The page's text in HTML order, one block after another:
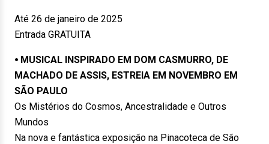
Até 26 de janeiro de 2025
Entrada GRATUITA
⦁ MUSICAL INSPIRADO EM DOM CASMURRO, DE
MACHADO DE ASSIS, ESTREIA EM NOVEMBRO EM
SÃO PAULO
Os Mistérios do Cosmos, Ancestralidade e Outros
Mundos
Na nova e fantástica exposição na Pinacoteca de São